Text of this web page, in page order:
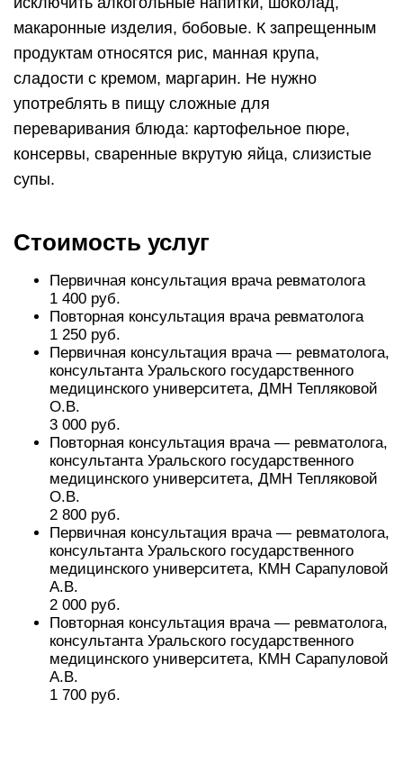
макаронные изделия, бобовые. К запрещенным
продуктам относятся рис, манная крупа,
сладости с кремом, маргарин. Не нужно
употреблять в пищу сложные для
переваривания блюда: картофельное пюре,
консервы, сваренные вкрутую яйца, слизистые
супы.
Стоимость услуг
Первичная консультация врача ревматолога
1 400 руб.
Повторная консультация врача ревматолога
1 250 руб.
Первичная консультация врача — ревматолога,
консультанта Уральского государственного
медицинского университета, ДМН Тепляковой
О.В.
3 000 руб.
Повторная консультация врача — ревматолога,
консультанта Уральского государственного
медицинского университета, ДМН Тепляковой
О.В.
2 800 руб.
Первичная консультация врача — ревматолога,
консультанта Уральского государственного
медицинского университета, КМН Сарапуловой
А.В.
2 000 руб.
Повторная консультация врача — ревматолога,
консультанта Уральского государственного
медицинского университета, КМН Сарапуловой
А.В.
1 700 руб.